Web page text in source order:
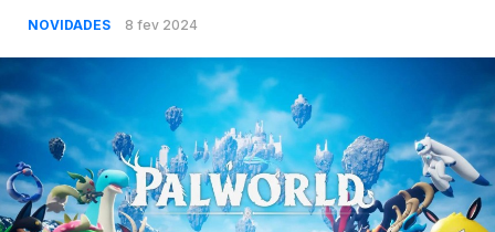
NOVIDADES 8 fev 2024